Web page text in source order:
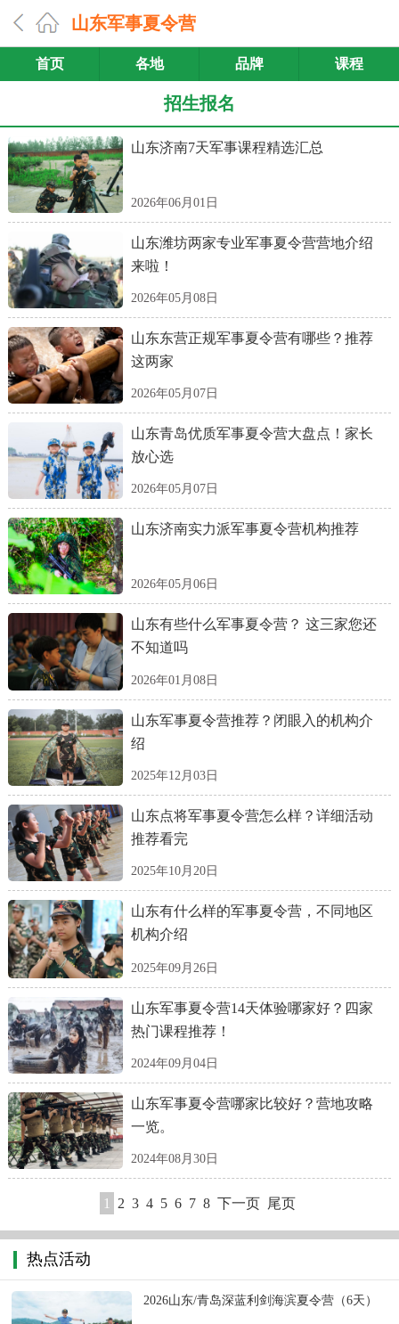
山东军事夏令营
首页 各地 品牌 课程
招生报名
山东济南7天军事课程精选汇总
2026年06月01日
山东潍坊两家专业军事夏令营营地介绍
来啦！
2026年05月08日
山东东营正规军事夏令营有哪些？推荐
这两家
2026年05月07日
山东青岛优质军事夏令营大盘点！家长
放心选
2026年05月07日
山东济南实力派军事夏令营机构推荐
2026年05月06日
山东有些什么军事夏令营？ 这三家您还
不知道吗
2026年01月08日
山东军事夏令营推荐？闭眼入的机构介
绍
2025年12月03日
山东点将军事夏令营怎么样？详细活动
推荐看完
2025年10月20日
山东有什么样的军事夏令营，不同地区
机构介绍
2025年09月26日
山东军事夏令营14天体验哪家好？四家
热门课程推荐！
2024年09月04日
山东军事夏令营哪家比较好？营地攻略
一览。
2024年08月30日
1 2 3 4 5 6 7 8 下一页 尾页
热点活动
2026山东/青岛深蓝利剑海滨夏令营（6天）